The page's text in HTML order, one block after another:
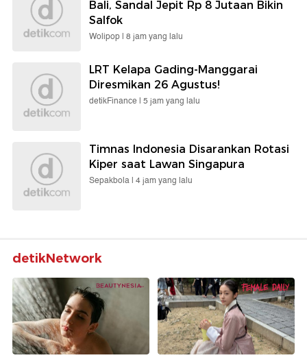
Bali, Sandal Jepit Rp 8 Jutaan Bikin
Salfok
Wolipop | 8 jam yang lalu
LRT Kelapa Gading-Manggarai
Diresmikan 26 Agustus!
detikFinance | 5 jam yang lalu
Timnas Indonesia Disarankan Rotasi
Kiper saat Lawan Singapura
Sepakbola | 4 jam yang lalu
detikNetwork